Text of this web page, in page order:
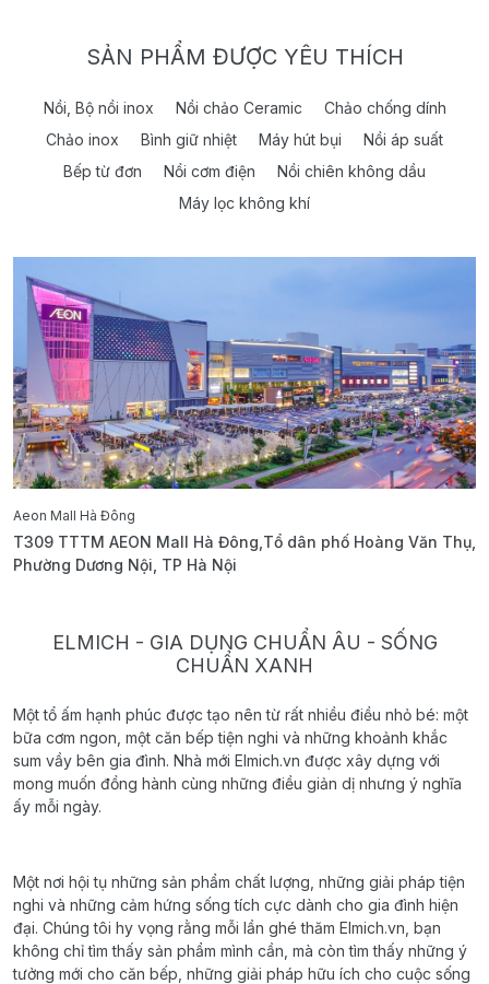
SẢN PHẨM ĐƯỢC YÊU THÍCH
Nồi, Bộ nồi inox Nồi chảo Ceramic
Chảo chống dính
Chảo inox
Bình giữ nhiệt Máy hút bụi
Nồi áp suất
Bếp từ đơn
Nồi cơm điện
Nồi chiên không dầu
Máy lọc không khí
Aeon Mall Hà Đông
T309 TTTM AEON Mall Hà Đông,Tổ dân phố Hoàng Văn Thụ,
Phường Dương Nội, TP Hà Nội
ELMICH - GIA DỤNG CHUẨN ÂU - SỐNG
CHUẨN XANH
Một tổ ấm hạnh phúc được tạo nên từ rất nhiều điều nhỏ bé: một
bữa cơm ngon, một căn bếp tiện nghi và những khoảnh khắc
sum vầy bên gia đình. Nhà mới Elmich.vn được xây dựng với
mong muốn đồng hành cùng những điều giản dị nhưng ý nghĩa
ấy mỗi ngày.
Một nơi hội tụ những sản phẩm chất lượng, những giải pháp tiện
nghi và những cảm hứng sống tích cực dành cho gia đình hiện
đại. Chúng tôi hy vọng rằng mỗi lần ghé thăm Elmich.vn, bạn
không chỉ tìm thấy sản phẩm mình cần, mà còn tìm thấy những ý
tưởng mới cho căn bếp, những giải pháp hữu ích cho cuộc sống